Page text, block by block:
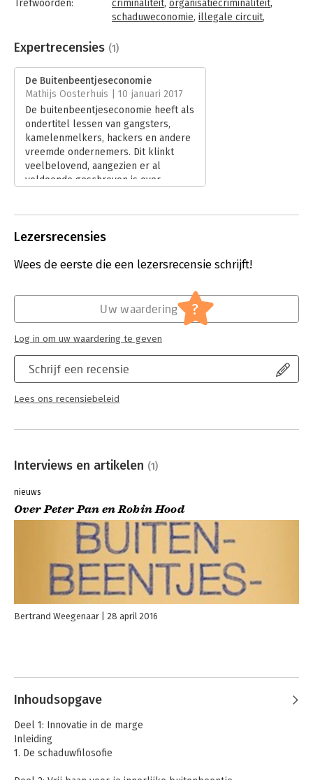
Steve Jobs, Thomas Edison, Bill Gates en Henry Ford. Dit boek
onthult alle ingenieuze lessen van buitenbeentjes wereldwijd
lessen van deze verborgen groep mensen.
Trefwoorden:
criminaliteit, organisatiecriminaliteit,
schaduweconomie, illegale circuit,
Taal:
Nederlands
Aantal pagina's:
Uitgever:
Unieboek | Het Spectrum
Druk:
1
Verschijningsdatum:
3-2-2016
Hoofdrubriek: Management
Expertrecensies (1)
De Buitenbeentjeseconomie
Mathijs Oosterhuis | 10 januari 2017
De buitenbeentjeseconomie heeft als
ondertitel lessen van gangsters,
kamelenmelkers, hackers en andere
vreemde ondernemers. Dit klinkt
veelbelovend, aangezien er al
voldoende geschreven is over
bedrijfstakken.
Lezersrecensies
Wees de eerste die een lezersrecensie schrijft!
Schrijf een recensie
Lees ons recensiebeleid
Uw waardering ?
Log in om uw waardering te geven
Interviews en artikelen (1)
nieuws
Over Peter Pan en Robin Hood
Bertrand Weegenaar 28 april 2016
Inhoudsopgave
Deel 1: Innovatie in de marge
Inleiding
1. De schaduwfilosofie